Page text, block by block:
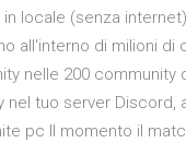
locale (senza
all'interno di milioni di
nelle 200 community
tuo server Discord,
pc Il momento il